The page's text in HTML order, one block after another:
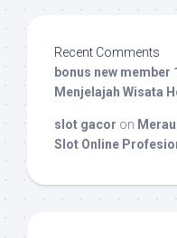
Recent Comments
bonus new member
Menjelajah Wisata
slot gacor on
Slot Online